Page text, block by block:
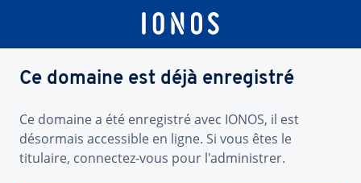
Ce domaine est déjà enregistré
Ce domaine a été enregistré avec IONOS, il est
désormais accessible en ligne. Si vous êtes le
titulaire, connectez-vous pour l'administrer.